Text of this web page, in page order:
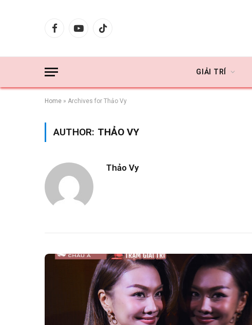
FacebookYouTubeTikTok
GIẢI TRÍ
Home » Archives for Thảo Vy
AUTHOR: THẢO VY
Thảo Vy